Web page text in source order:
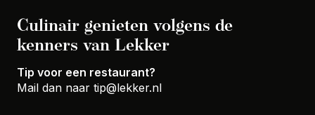
Culinair genieten volgens de
kenners van Lekker
Tip voor een restaurant?
Mail dan naar tip@lekker.nl